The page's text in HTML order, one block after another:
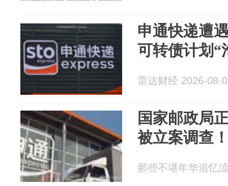
申通快递遭
可转债计划“
雷达财经 2026-08-
国家邮政局
被立案调查
那些不堪年华追忆